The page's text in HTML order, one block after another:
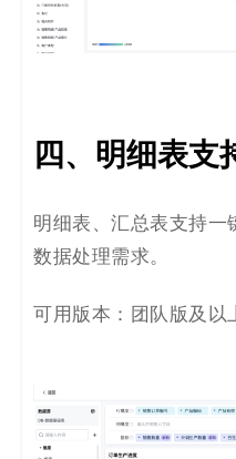
四、明细表支
明细表、汇总表支持一
数据处理需求。
可用版本：团队版及以